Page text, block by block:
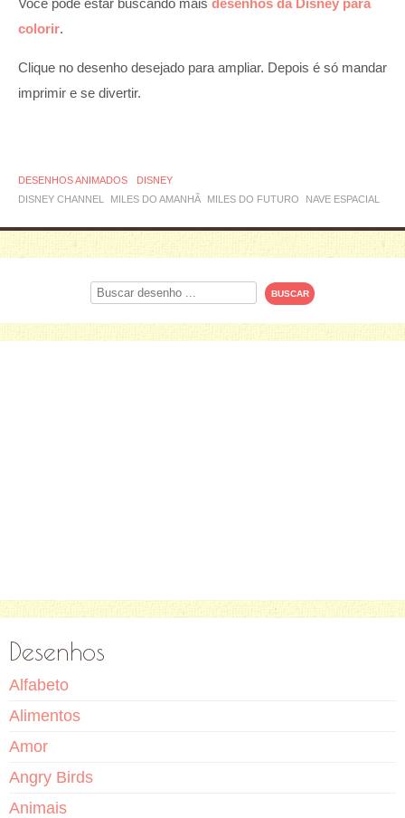
Você pode estar buscando mais desenhos da Disney para
colorir.
Clique no desenho desejado para ampliar. Depois é só mandar
imprimir e se divertir.
DESENHOS ANIMADOS
DISNEY
DISNEY CHANNEL
MILES DO AMANHÃ MILES DO FUTURO NAVE ESPACIAL
Procurar
Desenhos
Alfabeto
Alimentos
Amor
Angry Birds
Animais